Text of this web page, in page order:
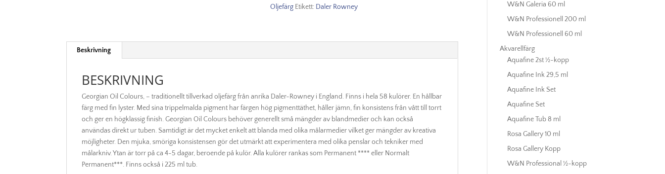
Pale
Oljefärg Etikett: Daler Rowney
Beskrivning
BESKRIVNING
Georgian Oil Colours, – traditionellt tillverkad oljefärg från anrika Daler-Rowney i England. Finns i hela 58 kulörer. En hållbar
färg med fin lyster. Med sina trippelmalda pigment har färgen hög pigmenttäthet, håller jämn, fin konsistens från vått till torrt
och ger en högklassig finish. Georgian Oil Colours behöver generellt små mängder av blandmedier och kan också
användas direkt ur tuben. Samtidigt är det mycket enkelt att blanda med olika målarmedier vilket ger mängder av kreativa
möjligheter. Den mjuka, smöriga konsistensen gör det utmärkt att experimentera med olika penslar och tekniker med
målarkniv. Ytan är torr på ca 4-5 dagar, beroende på kulör. Alla kulörer rankas som Permanent **** eller Normalt
Permanent***. Finns också i 225 ml tub.
W&N Galeria 60 ml
W&N Professionell 200 ml
W&N Professionell 60 ml
Akvarellfärg
Aquafine 2st ½-kopp
Aquafine Ink 29,5 ml
Aquafine Ink Set
Aquafine Set
Aquafine Tub 8 ml
Rosa Gallery 10 ml
Rosa Gallery Kopp
W&N Professional ½-kopp